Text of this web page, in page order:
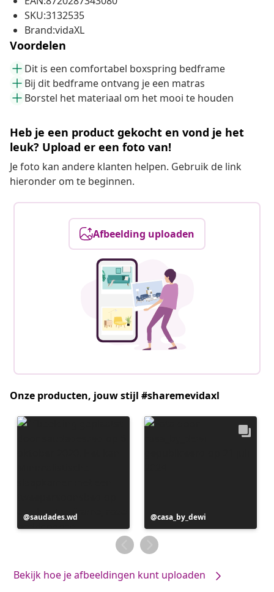
SKU:3132535
Brand:vidaXL
Voordelen
Dit is een comfortabel boxspring bedframe
Bij dit bedframe ontvang je een matras
Borstel het materiaal om het mooi te houden
Heb je een product gekocht en vond je het
leuk? Upload er een foto van!
Je foto kan andere klanten helpen. Gebruik de link
hieronder om te beginnen.
Afbeelding uploaden
Onze producten, jouw stijl #sharemevidaxl
Bericht
gepubliceerd
saudades.wd
Bericht
gepubliceerd
door
casa_by_dewi
Bekijk hoe je afbeeldingen kunt uploaden